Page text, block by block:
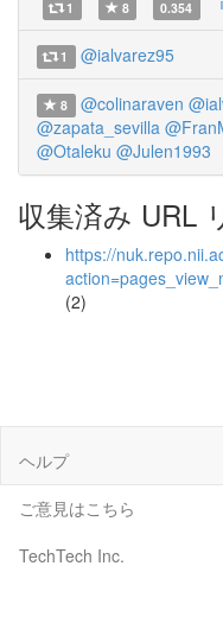
1 8 0.354
1 @ialvarez95
8 @colinaraven
@zapata_sevilla
@Otaleku @Julen1993
収集済み URL
https://
(2)
ヘルプ
ご意見はこちら
TechTech Inc.